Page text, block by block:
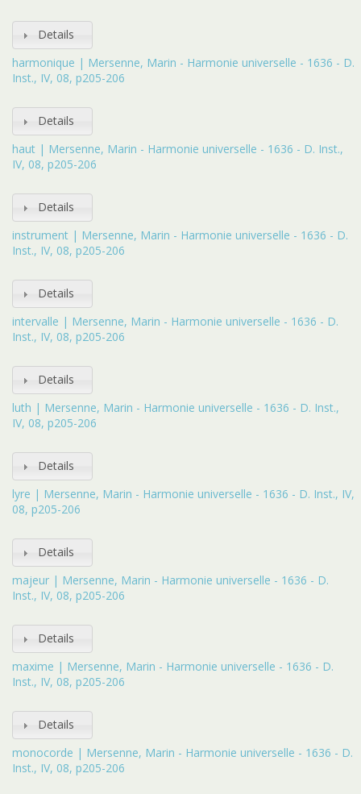
Details
harmonique | Mersenne, Marin - Harmonie universelle - 1636 - D.
Inst., IV, 08, p205-206
Details
haut | Mersenne, Marin - Harmonie universelle - 1636 - D. Inst.,
IV, 08, p205-206
Details
instrument | Mersenne, Marin - Harmonie universelle - 1636 - D.
Inst., IV, 08, p205-206
Details
intervalle | Mersenne, Marin - Harmonie universelle - 1636 - D.
Inst., IV, 08, p205-206
Details
luth | Mersenne, Marin - Harmonie universelle - 1636 - D. Inst.,
IV, 08, p205-206
Details
lyre | Mersenne, Marin - Harmonie universelle - 1636 - D. Inst., IV,
08, p205-206
Details
majeur | Mersenne, Marin - Harmonie universelle - 1636 - D.
Inst., IV, 08, p205-206
Details
maxime | Mersenne, Marin - Harmonie universelle - 1636 - D.
Inst., IV, 08, p205-206
Details
monocorde | Mersenne, Marin - Harmonie universelle - 1636 - D.
Inst., IV, 08, p205-206